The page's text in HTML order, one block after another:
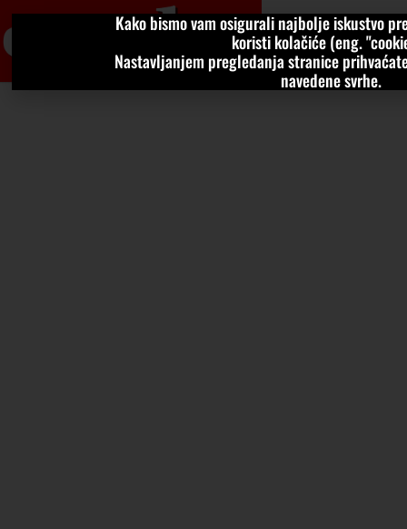
VIJESTI
Kako bismo vam osigurali najbolje iskustvo
koristi kolačiće (eng.
Nastavljanjem pregledanja stranice
navedene svrhe.